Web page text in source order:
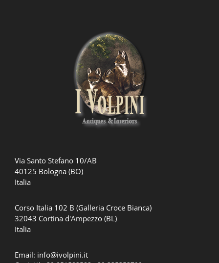
Via Santo Stefano 10/AB
40125 Bologna (BO)
Italia
Corso Italia 102 B (Galleria Croce Bianca)
32043 Cortina d'Ampezzo (BL)
Italia
Email: info@ivolpini.it